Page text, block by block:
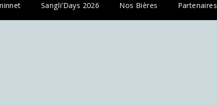
Sangli’Days 2026 Nos Bières Partenaires